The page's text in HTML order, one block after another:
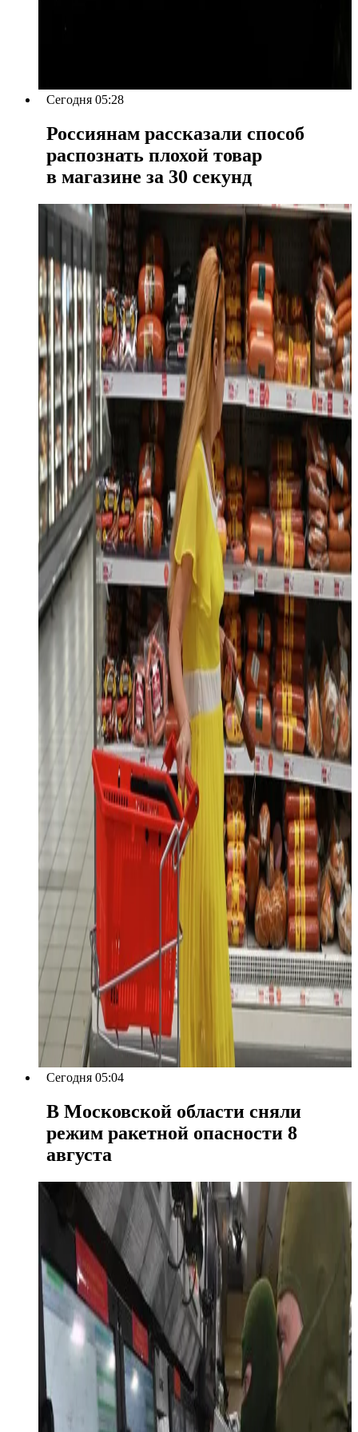
Сегодня 05:28
Россиянам рассказали способ
распознать плохой товар
в магазине за 30 секунд
Сегодня 05:04
В Московской области сняли
режим ракетной опасности 8
августа